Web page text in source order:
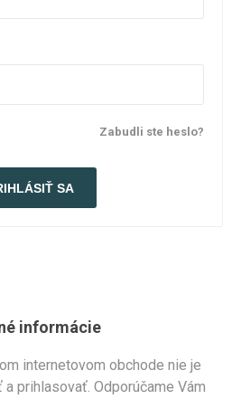
Zabudli ste heslo?
informácie
internetovom obchode nie je
prihlasovať. Odporúčame Vám